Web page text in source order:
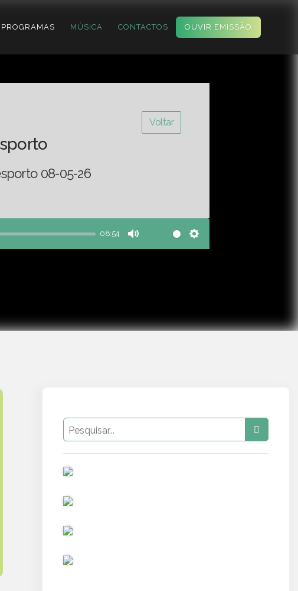
PROGRAMAS MÚSICA CONTACTOS OUVIR EMISSÃO
Voltar
08-05-26
08:54
Mute Settings